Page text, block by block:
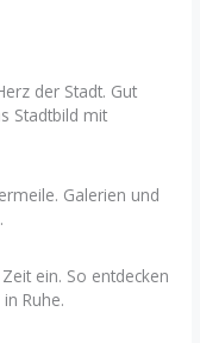
der Stadt. Gut
Stadtbild mit
Galerien und
ein. So entdecken
in Ruhe.